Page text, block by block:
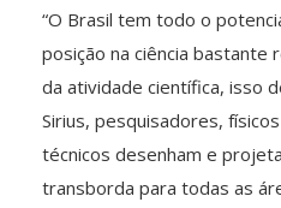
“O Brasil tem todo o
posição na ciência bastante
da atividade científica, isso
Sirius, pesquisadores,
técnicos desenham e
transborda para todas as